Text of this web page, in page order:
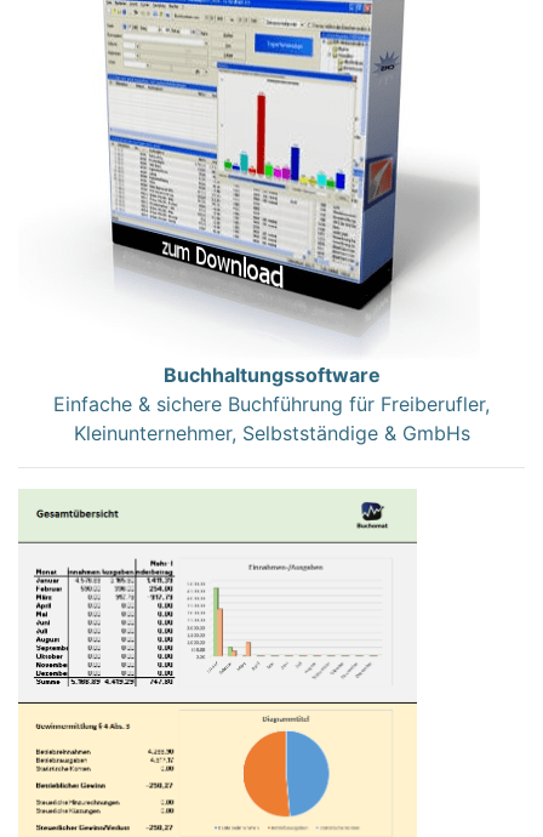
Buchhaltungssoftware
Einfache & sichere Buchführung für Freiberufler,
Kleinunternehmer, Selbstständige & GmbHs